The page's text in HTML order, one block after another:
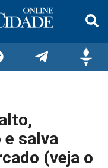
no
TelegramGettr
e salva
(veja o